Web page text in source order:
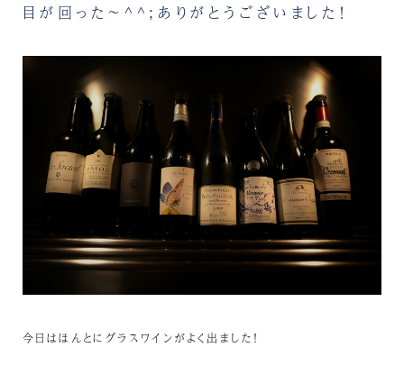
目が回った～^^;ありがとうございました！
今日はほんとにグラスワインがよく出ました！